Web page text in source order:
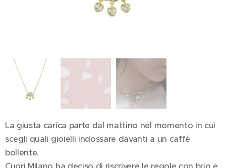
La giusta carica parte dal mattino nel momento in cui
scegli quali gioielli indossare davanti a un caffè
bollente.